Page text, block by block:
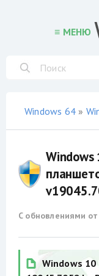
≡ МЕНЮ
Windows 64»
Windows
С обновлениями
Windows 10